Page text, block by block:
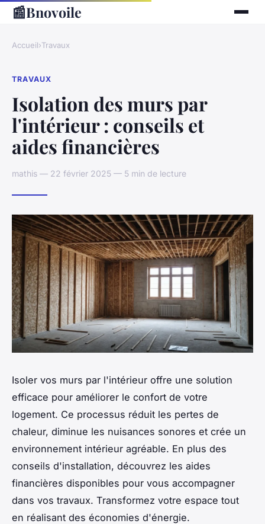
📰Bnovoile
Accueil›Travaux
TRAVAUX
Isolation des murs par
l'intérieur : conseils et
aides financières
mathis — 22 février 2025 — 5 min de lecture
Isoler vos murs par l'intérieur offre une solution
efficace pour améliorer le confort de votre
logement. Ce processus réduit les pertes de
chaleur, diminue les nuisances sonores et crée un
environnement intérieur agréable. En plus des
conseils d'installation, découvrez les aides
financières disponibles pour vous accompagner
dans vos travaux. Transformez votre espace tout
en réalisant des économies d'énergie.